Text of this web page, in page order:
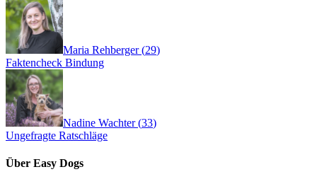
Maria Rehberger(29)
Faktencheck Bindung
Nadine Wachter(33)
Ungefragte Ratschläge
Über Easy Dogs